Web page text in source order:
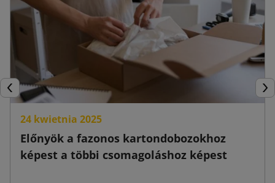
Előző
24 kwietnia 2025
Előnyök a fazonos kartondobozokhoz
képest a többi csomagoláshoz képest